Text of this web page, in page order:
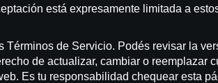
está expresamente limitada a
de Servicio. Podés revisar la
de actualizar, cambiar o reemplazar
Es tu responsabilidad chequear esta